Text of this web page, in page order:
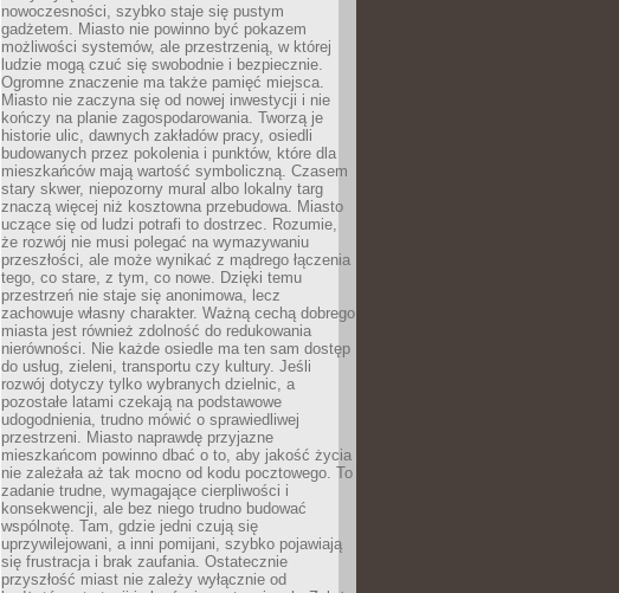
nowoczesności, szybko staje się pustym
gadżetem. Miasto nie powinno być pokazem
możliwości systemów, ale przestrzenią, w której
ludzie mogą czuć się swobodnie i bezpiecznie.
Ogromne znaczenie ma także pamięć miejsca.
Miasto nie zaczyna się od nowej inwestycji i nie
kończy na planie zagospodarowania. Tworzą je
historie ulic, dawnych zakładów pracy, osiedli
budowanych przez pokolenia i punktów, które dla
mieszkańców mają wartość symboliczną. Czasem
stary skwer, niepozorny mural albo lokalny targ
znaczą więcej niż kosztowna przebudowa. Miasto
uczące się od ludzi potrafi to dostrzec. Rozumie,
że rozwój nie musi polegać na wymazywaniu
przeszłości, ale może wynikać z mądrego łączenia
tego, co stare, z tym, co nowe. Dzięki temu
przestrzeń nie staje się anonimowa, lecz
zachowuje własny charakter. Ważną cechą dobrego
miasta jest również zdolność do redukowania
nierówności. Nie każde osiedle ma ten sam dostęp
do usług, zieleni, transportu czy kultury. Jeśli
rozwój dotyczy tylko wybranych dzielnic, a
pozostałe latami czekają na podstawowe
udogodnienia, trudno mówić o sprawiedliwej
przestrzeni. Miasto naprawdę przyjazne
mieszkańcom powinno dbać o to, aby jakość życia
nie zależała aż tak mocno od kodu pocztowego. To
zadanie trudne, wymagające cierpliwości i
konsekwencji, ale bez niego trudno budować
wspólnotę. Tam, gdzie jedni czują się
uprzywilejowani, a inni pomijani, szybko pojawiają
się frustracja i brak zaufania. Ostatecznie
przyszłość miast nie zależy wyłącznie od